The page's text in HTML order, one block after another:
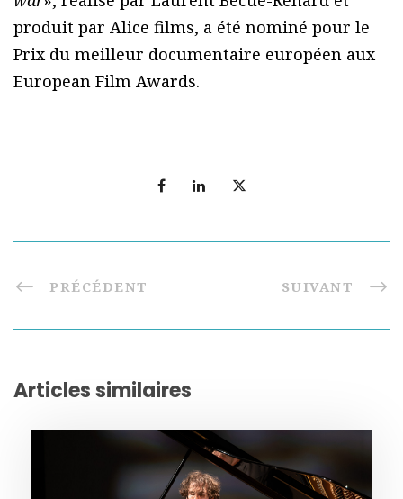
produit par Alice films, a été nominé pour le
Prix du meilleur documentaire européen aux
European Film Awards.
PRÉCÉDENT SUIVANT
Articles similaires